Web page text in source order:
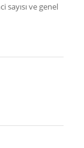
ve genel